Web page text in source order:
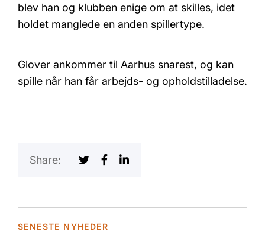
blev han og klubben enige om at skilles, idet
holdet manglede en anden spillertype.
Glover ankommer til Aarhus snarest, og kan
spille når han får arbejds- og opholdstilladelse.
Share:
SENESTE NYHEDER